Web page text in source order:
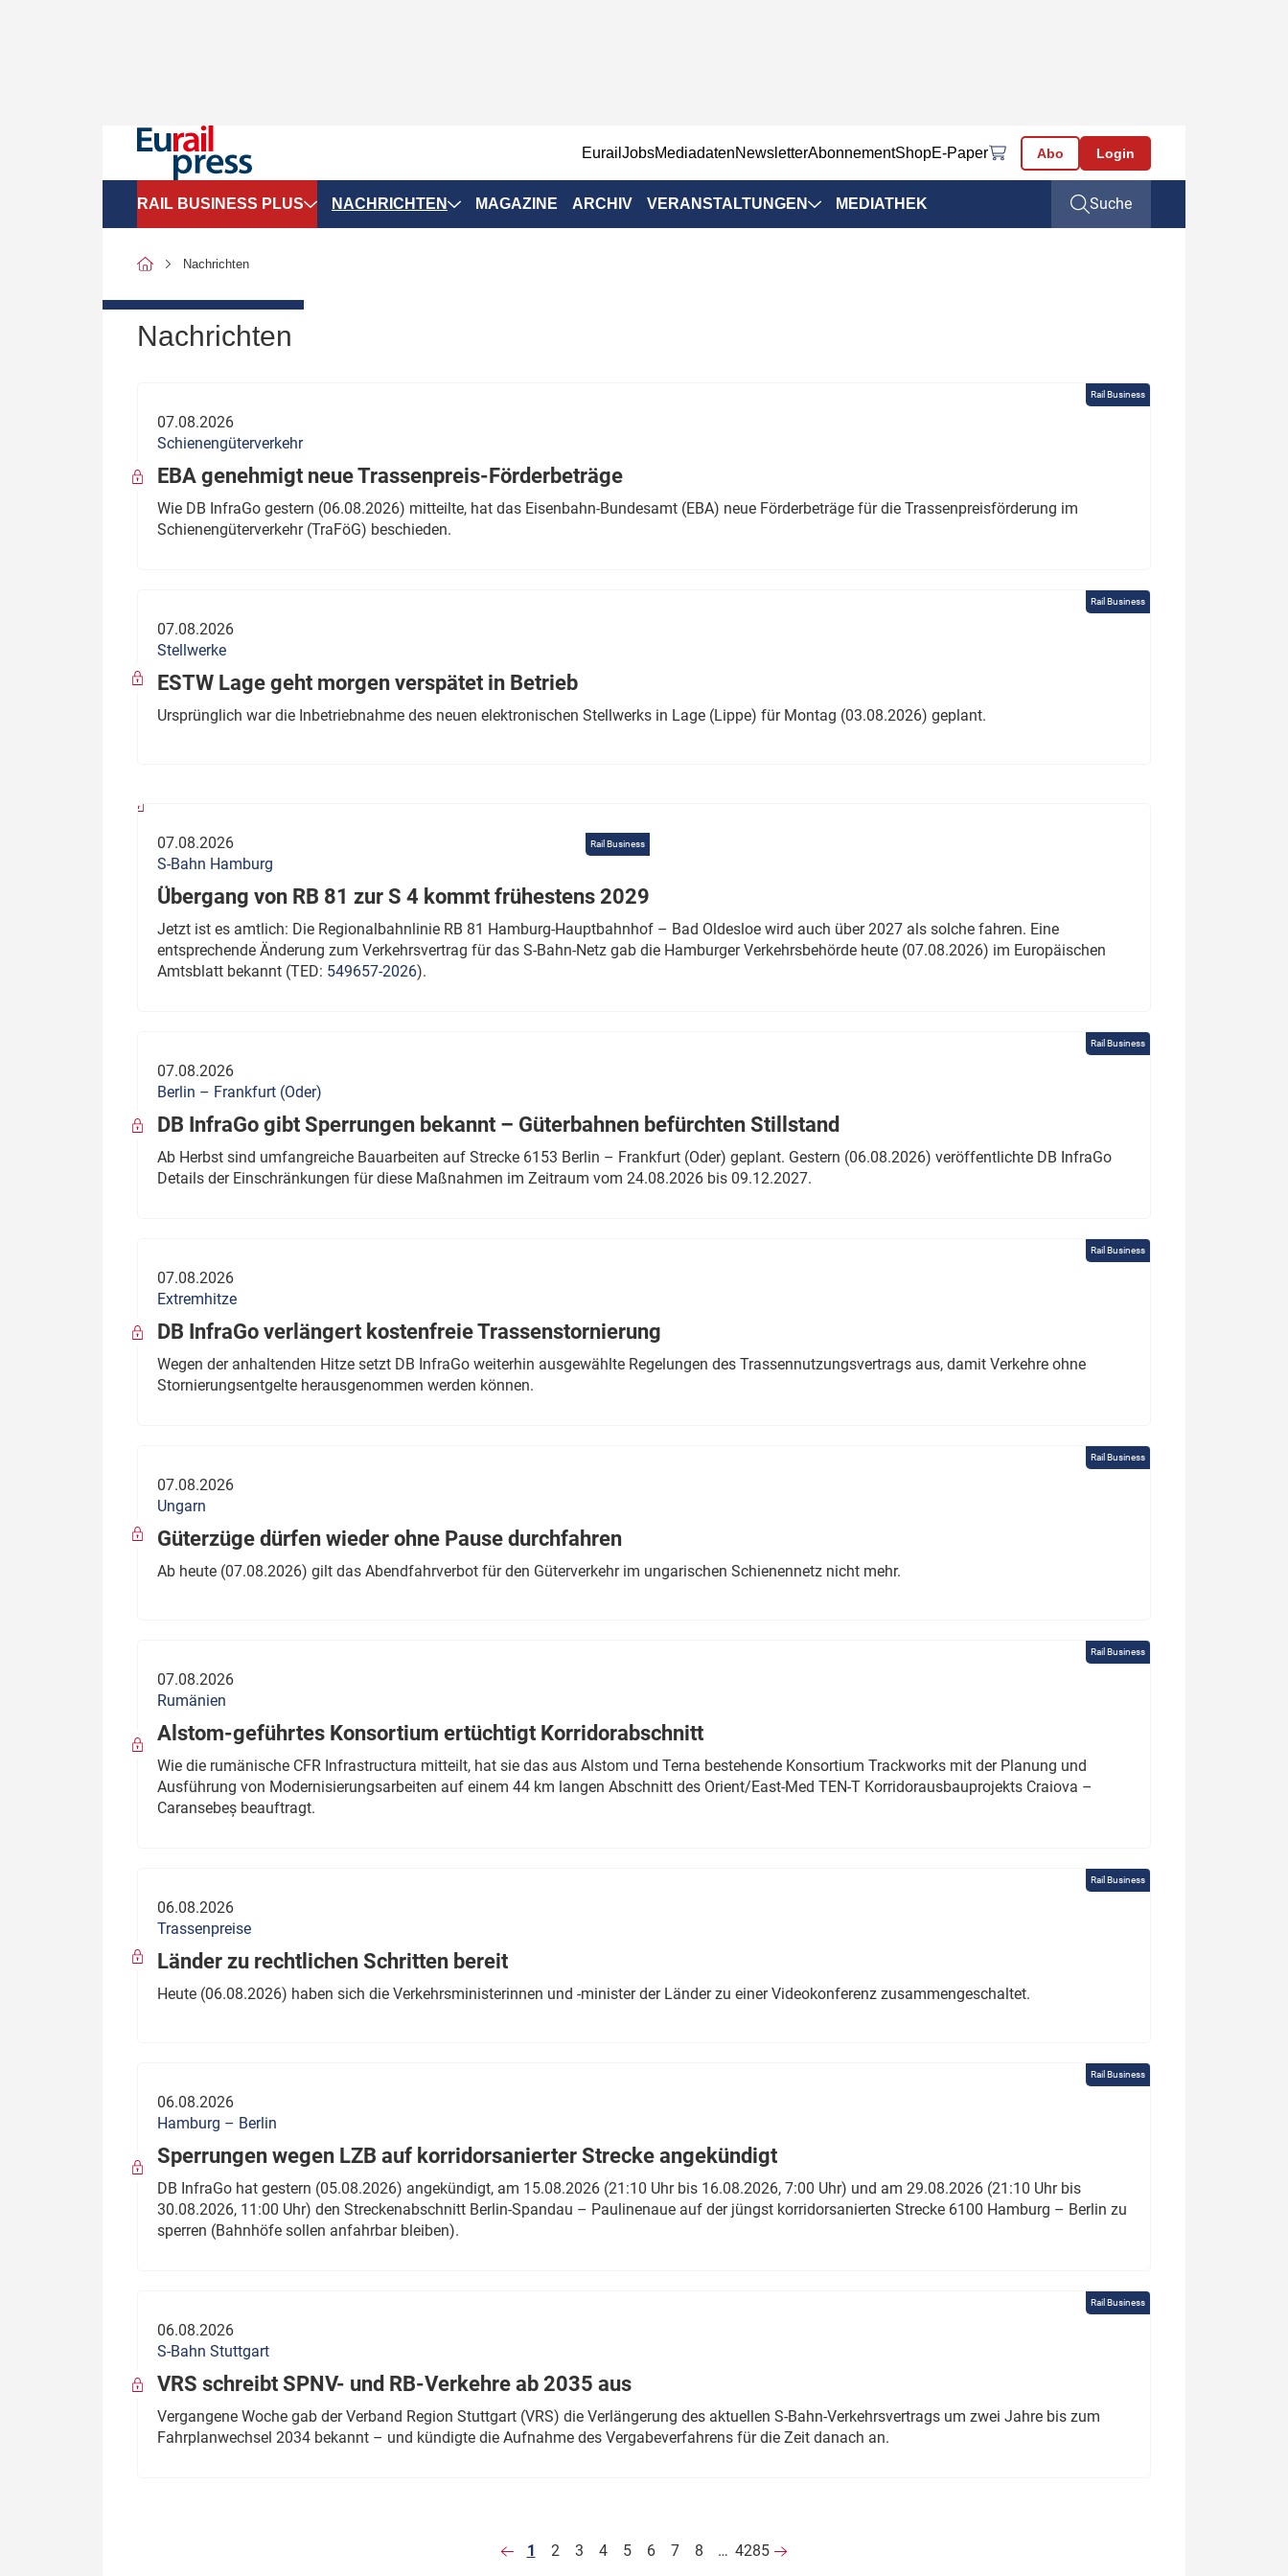
EurailJobsMediadatenNewsletterAbonnementShopE-Paper Abo Login
RAIL BUSINESS PLUS
SPNV-Marktdaten
Politik
Verbände: Wer spricht für
wen?
Thema des Monats
Dossier: Generalsanierung
Dossier: ETCS
NACHRICHTEN
Infrastruktur & Ausrüstung
ÖPNV
MAGAZINE ARCHIV VERANSTALTUNGEN MEDIATHEK Suche
Nachrichten
Nachrichten
Rail Business
07.08.2026
Schienengüterverkehr
EBA genehmigt neue Trassenpreis-Förderbeträge
Wie DB InfraGo gestern (06.08.2026) mitteilte, hat das Eisenbahn-Bundesamt (EBA) neue Förderbeträge für die Trassenpreisförderung im
Schienengüterverkehr (TraFöG) beschieden.
Rail Business
07.08.2026
Stellwerke
ESTW Lage geht morgen verspätet in Betrieb
Ursprünglich war die Inbetriebnahme des neuen elektronischen Stellwerks in Lage (Lippe) für Montag (03.08.2026) geplant.
Rail Business
07.08.2026
S-Bahn Hamburg
Übergang von RB 81 zur S 4 kommt frühestens 2029
Jetzt ist es amtlich: Die Regionalbahnlinie RB 81 Hamburg-Hauptbahnhof – Bad Oldesloe wird auch über 2027 als solche fahren. Eine
entsprechende Änderung zum Verkehrsvertrag für das S-Bahn-Netz gab die Hamburger Verkehrsbehörde heute (07.08.2026) im Europäischen
Amtsblatt bekannt (TED: 549657-2026).
Rail Business
07.08.2026
Berlin – Frankfurt (Oder)
DB InfraGo gibt Sperrungen bekannt – Güterbahnen befürchten Stillstand
Ab Herbst sind umfangreiche Bauarbeiten auf Strecke 6153 Berlin – Frankfurt (Oder) geplant. Gestern (06.08.2026) veröffentlichte DB InfraGo
Details der Einschränkungen für diese Maßnahmen im Zeitraum vom 24.08.2026 bis 09.12.2027.
Rail Business
07.08.2026
Extremhitze
DB InfraGo verlängert kostenfreie Trassenstornierung
Wegen der anhaltenden Hitze setzt DB InfraGo weiterhin ausgewählte Regelungen des Trassennutzungsvertrags aus, damit Verkehre ohne
Stornierungsentgelte herausgenommen werden können.
Rail Business
07.08.2026
Ungarn
Güterzüge dürfen wieder ohne Pause durchfahren
Ab heute (07.08.2026) gilt das Abendfahrverbot für den Güterverkehr im ungarischen Schienennetz nicht mehr.
Rail Business
07.08.2026
Rumänien
Alstom-geführtes Konsortium ertüchtigt Korridorabschnitt
Wie die rumänische CFR Infrastructura mitteilt, hat sie das aus Alstom und Terna bestehende Konsortium Trackworks mit der Planung und
Ausführung von Modernisierungsarbeiten auf einem 44 km langen Abschnitt des Orient/East-Med TEN-T Korridorausbauprojekts Craiova –
Caransebeș beauftragt.
Rail Business
06.08.2026
Trassenpreise
Länder zu rechtlichen Schritten bereit
Heute (06.08.2026) haben sich die Verkehrsministerinnen und -minister der Länder zu einer Videokonferenz zusammengeschaltet.
Rail Business
06.08.2026
Hamburg – Berlin
Sperrungen wegen LZB auf korridorsanierter Strecke angekündigt
DB InfraGo hat gestern (05.08.2026) angekündigt, am 15.08.2026 (21:10 Uhr bis 16.08.2026, 7:00 Uhr) und am 29.08.2026 (21:10 Uhr bis
30.08.2026, 11:00 Uhr) den Streckenabschnitt Berlin-Spandau – Paulinenaue auf der jüngst korridorsanierten Strecke 6100 Hamburg – Berlin zu
sperren (Bahnhöfe sollen anfahrbar bleiben).
Rail Business
06.08.2026
S-Bahn Stuttgart
VRS schreibt SPNV- und RB-Verkehre ab 2035 aus
Vergangene Woche gab der Verband Region Stuttgart (VRS) die Verlängerung des aktuellen S-Bahn-Verkehrsvertrags um zwei Jahre bis zum
Fahrplanwechsel 2034 bekannt – und kündigte die Aufnahme des Vergabeverfahrens für die Zeit danach an.
1 2 3 4 5 6 7 8 … 4285